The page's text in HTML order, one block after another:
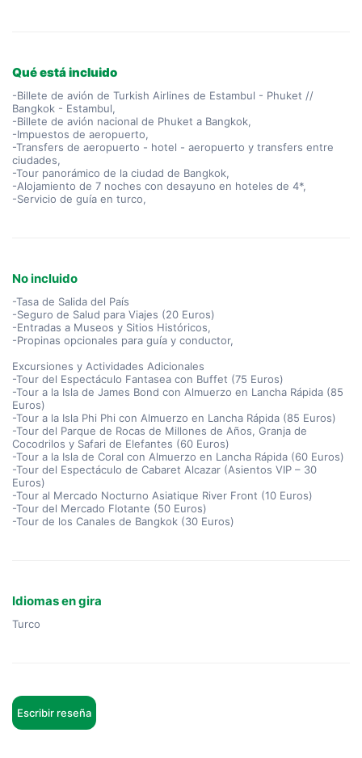
Qué está incluido
-Billete de avión de Turkish Airlines de Estambul - Phuket //
Bangkok - Estambul,
-Billete de avión nacional de Phuket a Bangkok,
-Impuestos de aeropuerto,
-Transfers de aeropuerto - hotel - aeropuerto y transfers entre
ciudades,
-Tour panorámico de la ciudad de Bangkok,
-Alojamiento de 7 noches con desayuno en hoteles de 4*,
-Servicio de guía en turco,
No incluido
-Tasa de Salida del País
-Seguro de Salud para Viajes (20 Euros)
-Entradas a Museos y Sitios Históricos,
-Propinas opcionales para guía y conductor,
Excursiones y Actividades Adicionales
-Tour del Espectáculo Fantasea con Buffet (75 Euros)
-Tour a la Isla de James Bond con Almuerzo en Lancha Rápida (85
Euros)
-Tour a la Isla Phi Phi con Almuerzo en Lancha Rápida (85 Euros)
-Tour del Parque de Rocas de Millones de Años, Granja de
Cocodrilos y Safari de Elefantes (60 Euros)
-Tour a la Isla de Coral con Almuerzo en Lancha Rápida (60 Euros)
-Tour del Espectáculo de Cabaret Alcazar (Asientos VIP – 30
Euros)
-Tour al Mercado Nocturno Asiatique River Front (10 Euros)
-Tour del Mercado Flotante (50 Euros)
-Tour de los Canales de Bangkok (30 Euros)
Idiomas en gira
Turco
Escribir reseña